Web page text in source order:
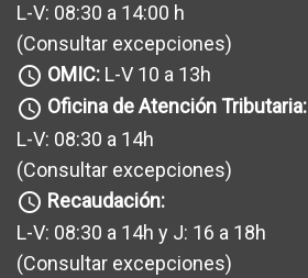
L-V: 08:30 a 14:00 h
(Consultar excepciones)
query_builder OMIC: L-V 10 a 13h
query_builder Oficina de Atención Tributaria:
L-V: 08:30 a 14h
(Consultar excepciones)
query_builder Recaudación:
L-V: 08:30 a 14h y J: 16 a 18h
(Consultar excepciones)